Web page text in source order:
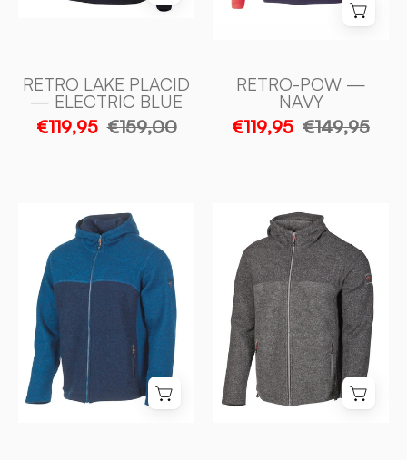
Ivanhoe
RETRO LAKE PLACID
— ELECTRIC BLUE
€119,95 €159,00
RETRO-POW —
NAVY
€119,95 €149,95
RON
HOOD,
FILTAD
ELECTRIC
RON
HOOD,
100%
FILTAD
ULL
—
GRAPHITE
MARL
-